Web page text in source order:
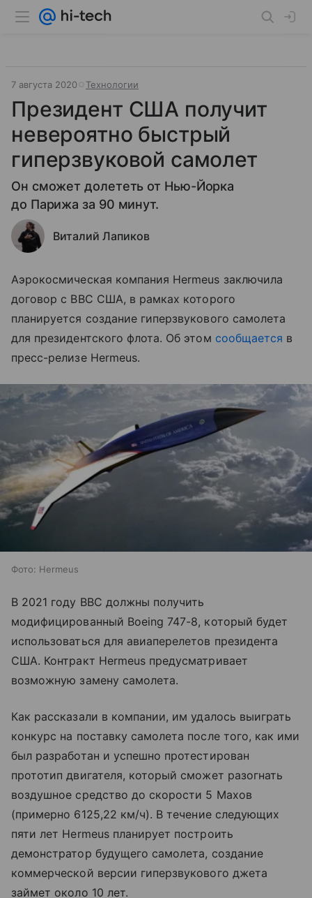
7 августа 2020 Технологии
Президент США получит
невероятно быстрый
гиперзвуковой самолет
Он сможет долететь от Нью-Йорка
до Парижа за 90 минут.
Виталий Лапиков
Аэрокосмическая компания Hermeus заключила
договор с ВВС США, в рамках которого
планируется создание гиперзвукового самолета
для президентского флота. Об этом сообщается в
пресс-релизе Hermeus.
Фото: Hermeus
В 2021 году ВВС должны получить
модифицированный Boeing 747-8, который будет
использоваться для авиаперелетов президента
США. Контракт Hermeus предусматривает
возможную замену самолета.
Как рассказали в компании, им удалось выиграть
конкурс на поставку самолета после того, как ими
был разработан и успешно протестирован
прототип двигателя, который сможет разогнать
воздушное средство до скорости 5 Махов
(примерно 6125,22 км/ч). В течение следующих
пяти лет Hermeus планирует построить
демонстратор будущего самолета, создание
коммерческой версии гиперзвукового джета
займет около 10 лет.